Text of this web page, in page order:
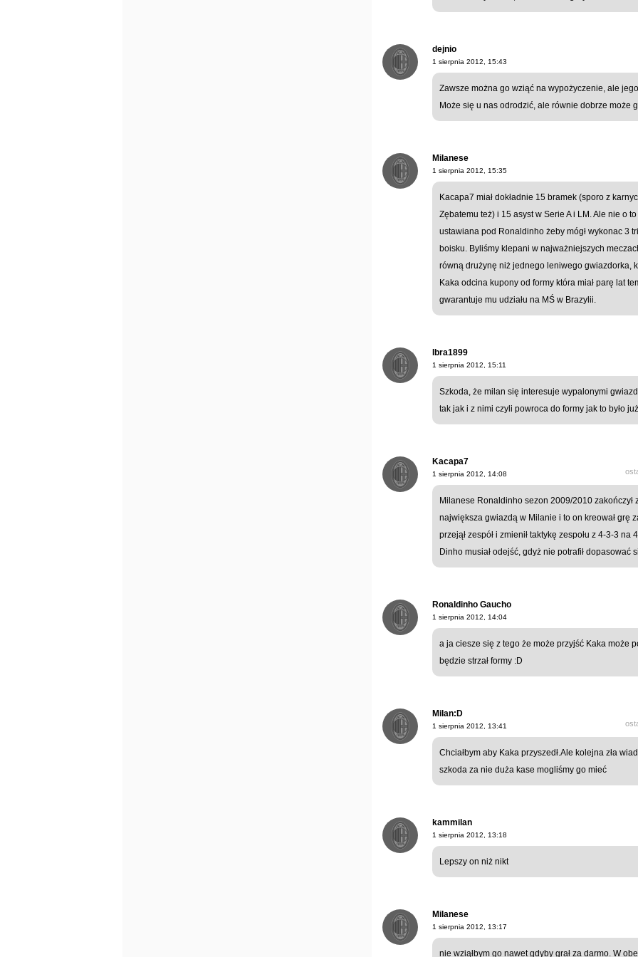
dejnio
1 sierpnia 2012, 15:43
Zawsze można go wziąć na wypożyczenie, ale
Może się u nas odrodzić, ale równie dobrze może
Milanese
1 sierpnia 2012, 15:35
Kacapa7 miał dokładnie 15 bramek (sporo z
Zębatemu też) i 15 asyst w Serie A i LM. Ale nie o
ustawiana pod Ronaldinho żeby mógł wykonac 3
boisku. Byliśmy klepani w najważniejszych
równą drużynę niż jednego leniwego gwiazdorka,
Kaka odcina kupony od formy która miał parę lat
gwarantuje mu udziału na MŚ w Brazylii.
Ibra1899
1 sierpnia 2012, 15:11
Szkoda, że milan się interesuje wypalonymi
tak jak i z nimi czyli powroca do formy jak to było
Kacapa7
1 sierpnia 2012, 14:08
Milanese Ronaldinho sezon 2009/2010 zakończył
największa gwiazdą w Milanie i to on kreował grę
przejął zespół i zmienił taktykę zespołu z 4-3-3
Dinho musiał odejść, gdyż nie potrafił dopasować
Ronaldinho Gaucho
1 sierpnia 2012, 14:04
a ja ciesze się z tego że może przyjść Kaka może
będzie strzał formy :D
Milan:D
1 sierpnia 2012, 13:41
Chciałbym aby Kaka przyszedł.Ale kolejna zła
szkoda za nie duża kase mogliśmy go mieć
kammilan
1 sierpnia 2012, 13:18
Lepszy on niż nikt
Milanese
1 sierpnia 2012, 13:17
nie wziąłbym go nawet gdyby grał za darmo. W